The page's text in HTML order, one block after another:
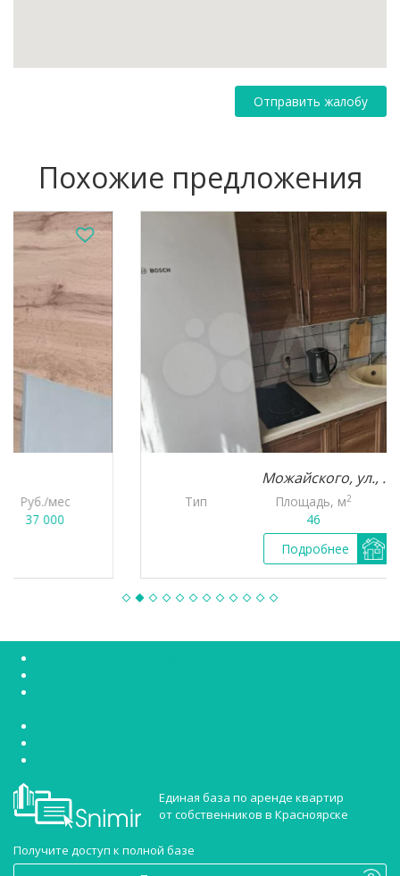
Отправить жалобу
Похожие предложения
Можайского, ул., ...
Площадь, м
Руб./мес
Единая база по аренде квартир
от собственников в Красноярске
Получите доступ к полной базе